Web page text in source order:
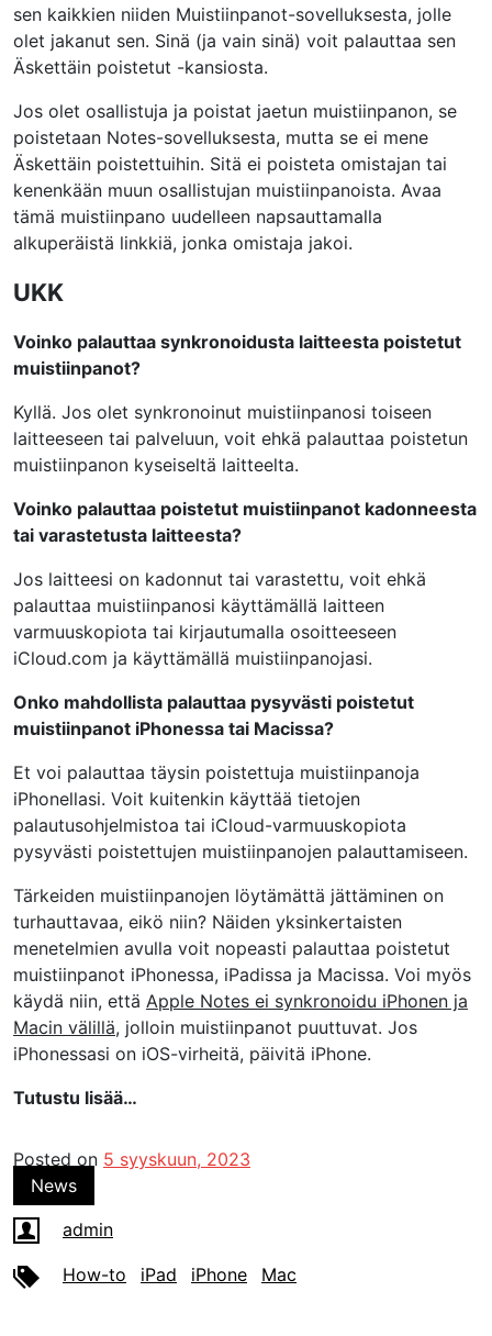
sen kaikkien niiden Muistiinpanot-sovelluksesta, jolle
olet jakanut sen. Sinä (ja vain sinä) voit palauttaa sen
Äskettäin poistetut -kansiosta.
Jos olet osallistuja ja poistat jaetun muistiinpanon, se
poistetaan Notes-sovelluksesta, mutta se ei mene
Äskettäin poistettuihin. Sitä ei poisteta omistajan tai
kenenkään muun osallistujan muistiinpanoista. Avaa
tämä muistiinpano uudelleen napsauttamalla
alkuperäistä linkkiä, jonka omistaja jakoi.
UKK
Voinko palauttaa synkronoidusta laitteesta poistetut
muistiinpanot?
Kyllä. Jos olet synkronoinut muistiinpanosi toiseen
laitteeseen tai palveluun, voit ehkä palauttaa poistetun
muistiinpanon kyseiseltä laitteelta.
Voinko palauttaa poistetut muistiinpanot kadonneesta
tai varastetusta laitteesta?
Jos laitteesi on kadonnut tai varastettu, voit ehkä
palauttaa muistiinpanosi käyttämällä laitteen
varmuuskopiota tai kirjautumalla osoitteeseen
iCloud.com ja käyttämällä muistiinpanojasi.
Onko mahdollista palauttaa pysyvästi poistetut
muistiinpanot iPhonessa tai Macissa?
Et voi palauttaa täysin poistettuja muistiinpanoja
iPhonellasi. Voit kuitenkin käyttää tietojen
palautusohjelmistoa tai iCloud-varmuuskopiota
pysyvästi poistettujen muistiinpanojen palauttamiseen.
Tärkeiden muistiinpanojen löytämättä jättäminen on
turhauttavaa, eikö niin? Näiden yksinkertaisten
menetelmien avulla voit nopeasti palauttaa poistetut
muistiinpanot iPhonessa, iPadissa ja Macissa. Voi myös
käydä niin, että Apple Notes ei synkronoidu iPhonen ja
Macin välillä, jolloin muistiinpanot puuttuvat. Jos
iPhonessasi on iOS-virheitä, päivitä iPhone.
Tutustu lisää…
Posted on 5 syyskuun, 2023
News
admin
How-to iPad iPhone Mac